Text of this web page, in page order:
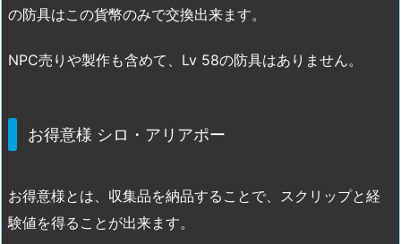
の防具はこの貨幣のみで交換出来ます。
NPC売りや製作も含めて、Lv 58の防具はありません。
お得意様 シロ・アリアポー
お得意様とは、収集品を納品することで、スクリップと経
験値を得ることが出来ます。